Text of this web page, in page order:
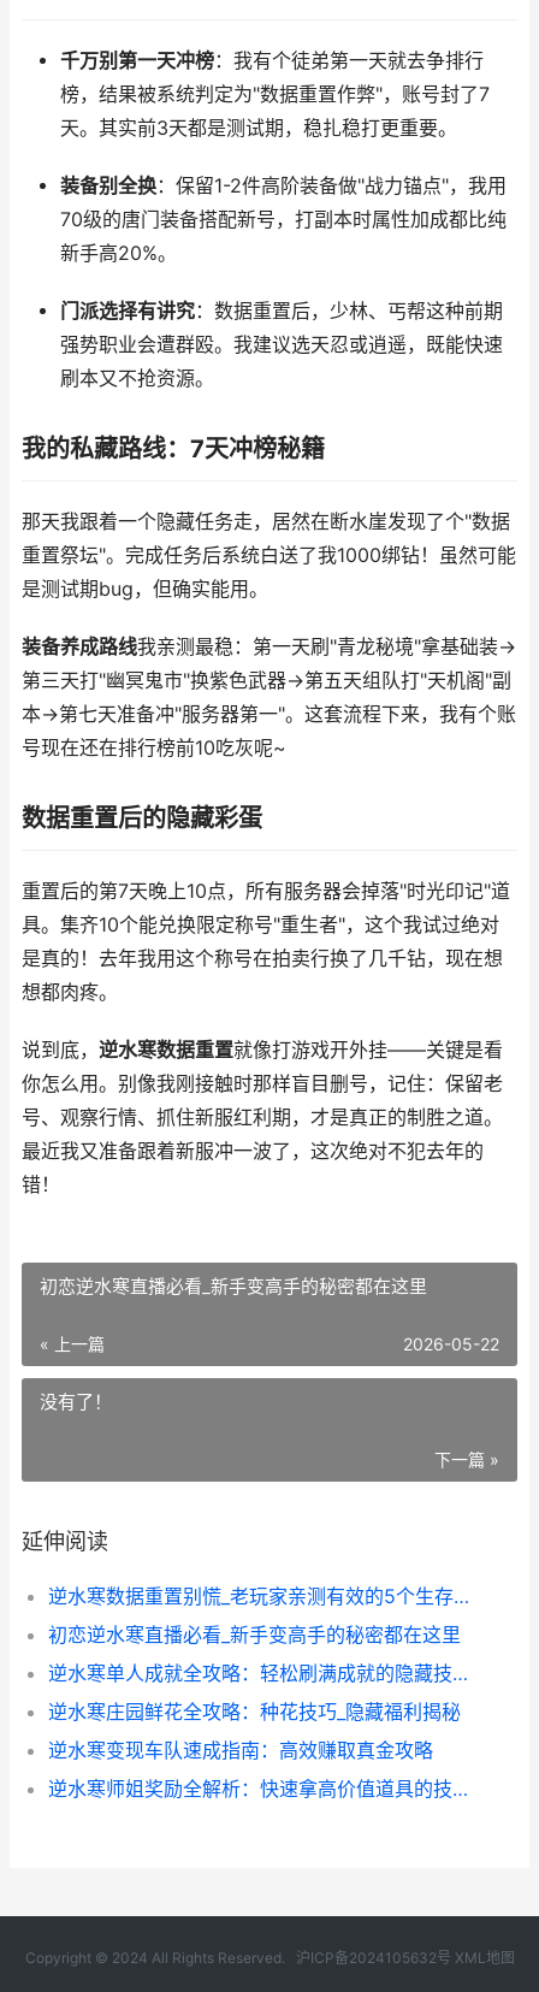
千万别第一天冲榜：我有个徒弟第一天就去争排行
榜，结果被系统判定为"数据重置作弊"，账号封了7
天。其实前3天都是测试期，稳扎稳打更重要。
装备别全换：保留1-2件高阶装备做"战力锚点"，我用
70级的唐门装备搭配新号，打副本时属性加成都比纯
新手高20%。
门派选择有讲究：数据重置后，少林、丐帮这种前期
强势职业会遭群殴。我建议选天忍或逍遥，既能快速
刷本又不抢资源。
我的私藏路线：7天冲榜秘籍
那天我跟着一个隐藏任务走，居然在断水崖发现了个"数据
重置祭坛"。完成任务后系统白送了我1000绑钻！虽然可能
是测试期bug，但确实能用。
装备养成路线我亲测最稳：第一天刷"青龙秘境"拿基础装→
第三天打"幽冥鬼市"换紫色武器→第五天组队打"天机阁"副
本→第七天准备冲"服务器第一"。这套流程下来，我有个账
号现在还在排行榜前10吃灰呢~
数据重置后的隐藏彩蛋
重置后的第7天晚上10点，所有服务器会掉落"时光印记"道
具。集齐10个能兑换限定称号"重生者"，这个我试过绝对
是真的！去年我用这个称号在拍卖行换了几千钻，现在想
想都肉疼。
说到底， 逆水寒数据重置就像打游戏开外挂——关键是看
你怎么用。别像我刚接触时那样盲目删号，记住：保留老
号、观察行情、抓住新服红利期，才是真正的制胜之道。
最近我又准备跟着新服冲一波了，这次绝对不犯去年的
错！
初恋逆水寒直播必看_新手变高手的秘密都在这里
« 上一篇 2026-05-22
没有了！
下一篇 »
延伸阅读
逆水寒数据重置别慌_老玩家亲测有效的5个生存指南
初恋逆水寒直播必看_新手变高手的秘密都在这里
逆水寒单人成就全攻略：轻松刷满成就的隐藏技巧
逆水寒庄园鲜花全攻略：种花技巧_隐藏福利揭秘
逆水寒变现车队速成指南：高效赚取真金攻略
逆水寒师姐奖励全解析：快速拿高价值道具的技巧
Copyright © 2024 All Rights Reserved. 沪ICP备2024105632号 XML地图